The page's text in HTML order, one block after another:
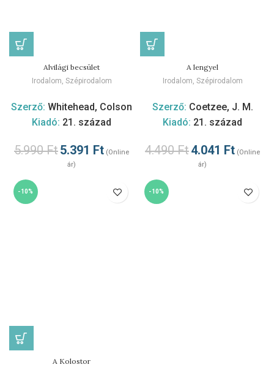
Alvilági becsület
Irodalom, Szépirodalom
Szerző: Whitehead, Colson
Kiadó: 21. század
5.990Ft5.391 Ft (Online
ár)
A lengyel
Irodalom, Szépirodalom
Szerző: Coetzee, J. M.
Kiadó: 21. század
4.490Ft4.041 Ft (Online
ár)
-10%
A Kolostor
-10%